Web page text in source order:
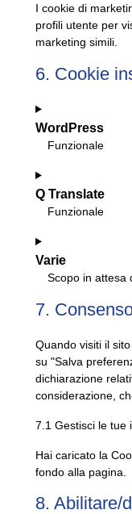
I cookie di
profili utente per
marketing simili.
6. Cookie
WordPress
Funzionale
Consent
to
service
Q Translate
Funzionale
Consent
to
service
translate
Varie
Scopo in attesa
Consent
service
varie
7.
Quando visiti il
su "Salva
dichiarazione
considerazione,
7.1 Gestisci le tue
Hai caricato la
fondo alla pagina.
8. Abilitare/